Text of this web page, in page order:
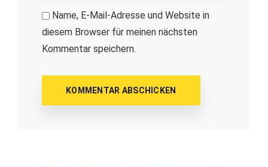
Name, E-Mail-Adresse und Website in
diesem Browser für meinen nächsten
Kommentar speichern.